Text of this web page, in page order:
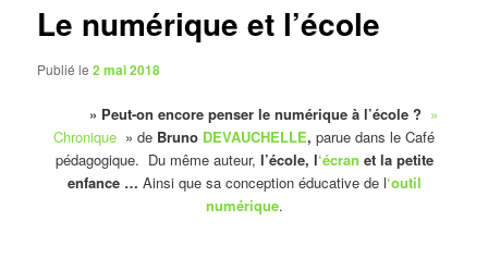
Le numérique et l’école
Publié le2 mai 2018
» Peut-on encore penser le numérique à l’école ? »
Chronique » de Bruno DEVAUCHELLE, parue dans le Café
pédagogique. Du même auteur, l’école, l‘écran et la petite
enfance … Ainsi que sa conception éducative de l‘outil
numérique.